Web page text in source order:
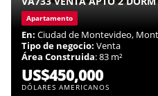
Apartamento
En: Ciudad de Montevideo,
Tipo de negocio: Venta
Área Construida: 83 m²
US$450,000
DÓLARES AMERICANOS